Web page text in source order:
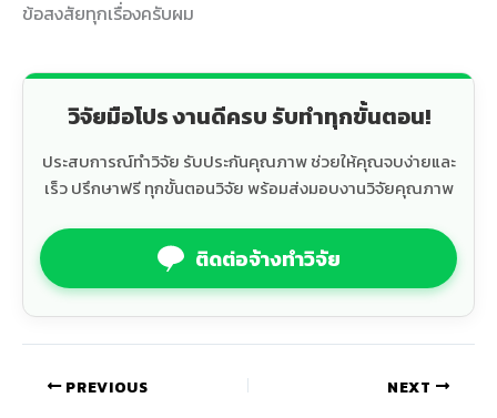
ข้อสงสัยทุกเรื่องครับผม
วิจัยมือโปร งานดีครบ รับทำทุกขั้นตอน!
ประสบการณ์ทำวิจัย รับประกันคุณภาพ ช่วยให้คุณจบง่ายและ
เร็ว ปรึกษาฟรี ทุกขั้นตอนวิจัย พร้อมส่งมอบงานวิจัยคุณภาพ
ติดต่อจ้างทำวิจัย
PREVIOUS NEXT